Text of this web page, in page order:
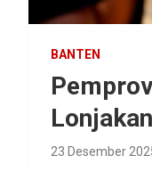
BANTEN
23 Desember